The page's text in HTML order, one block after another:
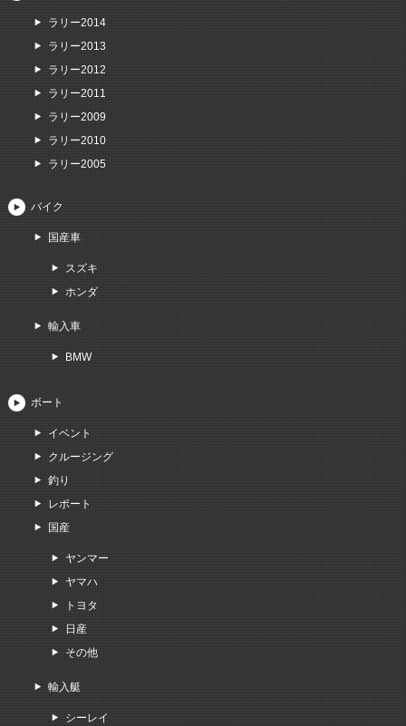
ラリー2014
ラリー2013
ラリー2012
ラリー2011
ラリー2009
ラリー2010
ラリー2005
バイク
国産車
スズキ
ホンダ
輸入車
BMW
ボート
イベント
クルージング
釣り
レポート
国産
ヤンマー
ヤマハ
トヨタ
日産
その他
輸入艇
シーレイ